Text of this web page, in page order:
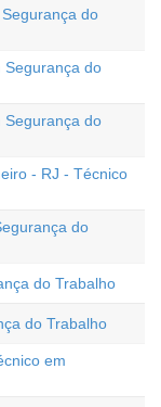
do
Segurança do
Segurança do
- RJ - Técnico
do
do Trabalho
do Trabalho
em